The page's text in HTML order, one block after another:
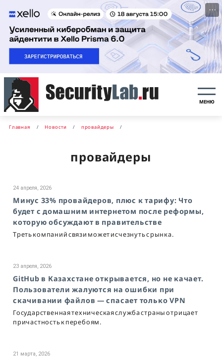
···
МЕНЮ
Главная Новости провайдеры
провайдеры
24 апреля, 2026
Минус 33% провайдеров, плюс к тарифу: Что
будет с домашним интернетом после реформы,
которую обсуждают в правительстве
Треть компаний связи может исчезнуть с рынка.
23 апреля, 2026
GitHub в Казахстане открывается, но не качает.
Пользователи жалуются на ошибки при
скачивании файлов — спасает только VPN
Государственная техническая служба страны отрицает
причастность к перебоям.
21 марта, 2026